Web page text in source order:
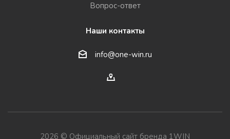
Вопрос-ответ
Наши контакты
info@one-win.ru
2026 © Официальный сайт бренда 1WIN